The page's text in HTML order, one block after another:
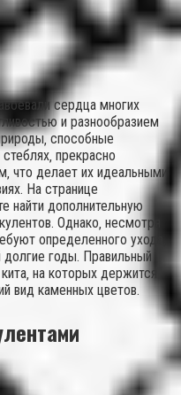
сердца многих
и разнообразием
способные
прекрасно
что делает их идеальными
На странице
дополнительную
Однако‚ несмотря
определенного ухода‚
годы. Правильный
на которых держится
вид каменных цветов.